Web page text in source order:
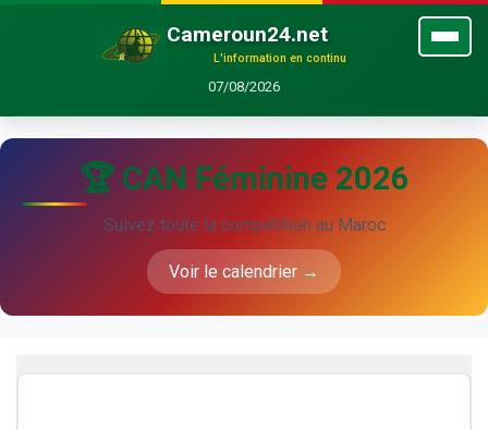
Cameroun24.net
L'information en continu
07/08/2026
🏆 CAN Féminine 2026
Suivez toute la compétition au Maroc
Voir le calendrier →